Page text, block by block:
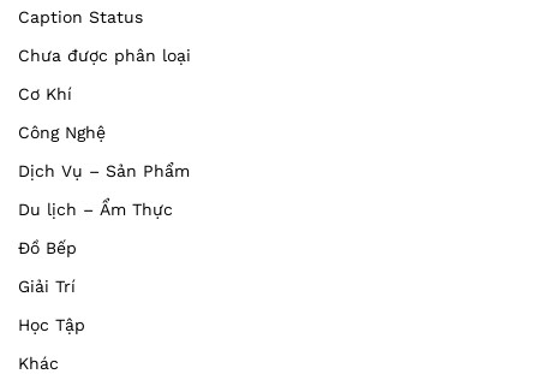
Caption Status
Chưa được phân loại
Cơ Khí
Công Nghệ
Dịch Vụ – Sản Phẩm
Du lịch – Ẩm Thực
Đồ Bếp
Giải Trí
Học Tập
Khác